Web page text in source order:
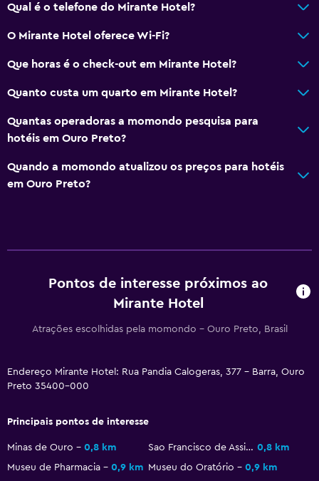
Estacionamento e transporte
Estacionamento gratuito
Estacionamento privativo
Mídia e entretenimento
TV a cabo ou TV via satélite
TV
Quarto
Serviço de quarto
Área de trabalho
Escrivaninha
Qual é o telefone do Mirante Hotel?
O Mirante Hotel oferece Wi-Fi?
Que horas é o check-out em Mirante Hotel?
Quanto custa um quarto em Mirante Hotel?
Quantas operadoras a momondo pesquisa para
hotéis em Ouro Preto?
Quando a momondo atualizou os preços para hotéis
em Ouro Preto?
Pontos de interesse próximos ao
Mirante Hotel
Atrações escolhidas pela momondo - Ouro Preto, Brasil
Endereço Mirante Hotel: Rua Pandia Calogeras, 377 - Barra, Ouro
Preto 35400-000
Principais pontos de interesse
Minas de Ouro 0,8 km Sao Francisco de Assis Church 0,8 km
Museu de Pharmacia
0,9 km Museu do Oratório
0,9 km